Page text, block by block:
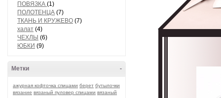
ПОВЯЗКА (1)
ПОЛОТЕНЦА (7)
ТКАНЬ И КРУЖЕВО (7)
халат (4)
ЧЕХЛЫ (6)
ЮБКИ (9)
-
Метки
ажурная кофточка спицами берет бутылочки
вязание вязаный пуловер спицами вязаный